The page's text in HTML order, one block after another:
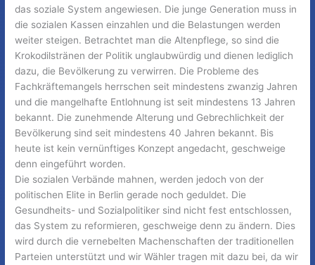
das soziale System angewiesen. Die junge Generation muss in
die sozialen Kassen einzahlen und die Belastungen werden
weiter steigen. Betrachtet man die Altenpflege, so sind die
Krokodilstränen der Politik unglaubwürdig und dienen lediglich
dazu, die Bevölkerung zu verwirren. Die Probleme des
Fachkräftemangels herrschen seit mindestens zwanzig Jahren
und die mangelhafte Entlohnung ist seit mindestens 13 Jahren
bekannt. Die zunehmende Alterung und Gebrechlichkeit der
Bevölkerung sind seit mindestens 40 Jahren bekannt. Bis
heute ist kein vernünftiges Konzept angedacht, geschweige
denn eingeführt worden.
Die sozialen Verbände mahnen, werden jedoch von der
politischen Elite in Berlin gerade noch geduldet. Die
Gesundheits- und Sozialpolitiker sind nicht fest entschlossen,
das System zu reformieren, geschweige denn zu ändern. Dies
wird durch die vernebelten Machenschaften der traditionellen
Parteien unterstützt und wir Wähler tragen mit dazu bei, da wir